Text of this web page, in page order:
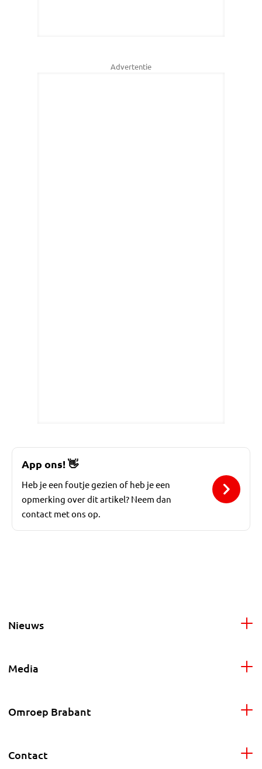
Advertentie
App ons!👋
Heb je een foutje gezien of heb je een
opmerking over dit artikel? Neem dan
contact met ons op.
Nieuws
Media
Omroep Brabant
Contact